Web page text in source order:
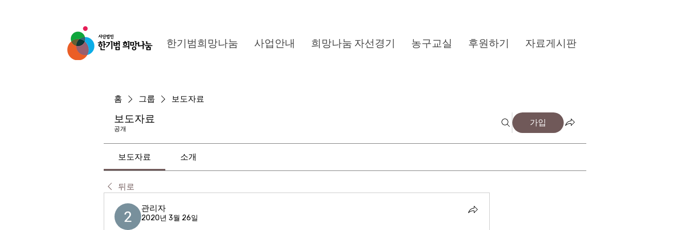
한기범희망나눔 사업안내 희망나눔 자선경기 농구교실 후원하기 자료게시판
홈 그룹 보도자료
보도자료
공개
가입
보도자료 소개
뒤로
관리자
2020년 3월 26일